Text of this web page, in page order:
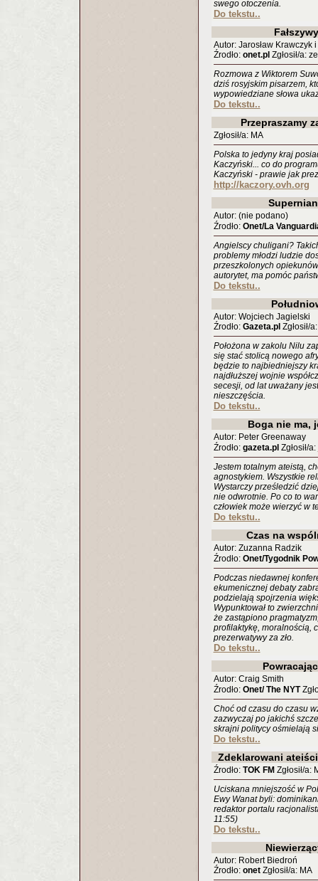
swego otoczenia.
Do tekstu..
Autor: Jarosław Krawczyk
Źrodło: onet.pl Zgłosił/a:
Rozmowa z Wiktorem
dziś rosyjskim pisarzem,
wypowiedziane słowa
Do tekstu..
Przepraszamy
Zgłosił/a: MA
Polska to jedyny kraj
Kaczyński... co do
Kaczyński - prawie jak
http://kaczory.ovh.org
Autor: (nie podano)
Źrodło: Onet/La
Angielscy chuligani?
problemy młodzi ludzie
przeszkolonych
autorytet, ma pomóc
Do tekstu..
Autor: Wojciech Jagielski
Źrodło: Gazeta.pl Zgłosił/
Położona w zakolu Nilu
się stać stolicą nowego
będzie to najbiedniejszy
najdłuższej wojnie
secesji, od lat uważany
nieszczęścia.
Do tekstu..
Boga nie ma,
Autor: Peter Greenaway
Źrodło: gazeta.pl Zgłosił/a:
Jestem totalnym ateistą,
agnostykiem. Wszystkie
Wystarczy prześledzić
nie odwrotnie. Po co to
człowiek może wierzyć w
Do tekstu..
Czas na
Autor: Zuzanna Radzik
Źrodło: Onet/Tygodnik
Podczas niedawnej
ekumenicznej debaty
podzielają spojrzenia
Wypunktował to
że zastąpiono
profilaktykę, moralnością,
prezerwatywy za zło.
Do tekstu..
Autor: Craig Smith
Źrodło: Onet/ The NYT
Choć od czasu do czasu
zazwyczaj po jakichś
skrajni politycy ośmielają
Do tekstu..
Zdeklarowani
Źrodło: TOK FM Zgłosił/a:
Uciskana mniejszość w
Ewy Wanat byli:
redaktor portalu
11:55)
Do tekstu..
Autor: Robert Biedroń
Źrodło: onetZgłosił/a: MA